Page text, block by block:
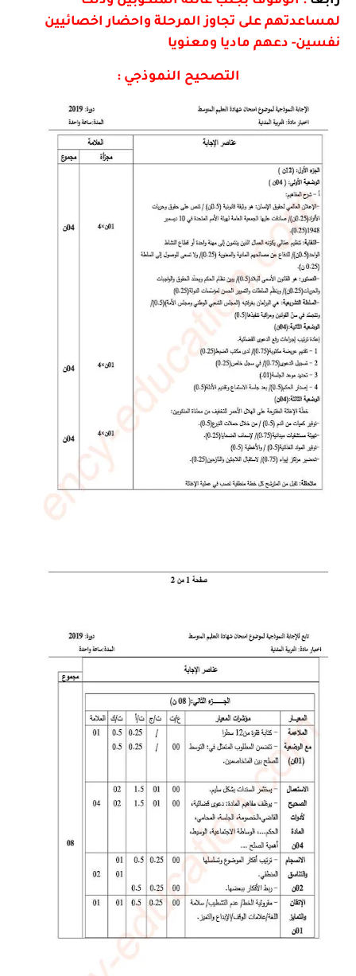
لمساعدتهم على تجاوز المرحلة واحضار اخصائيين
نفسين- دعهم ماديا ومعنويا
التصحيح النموذجي :